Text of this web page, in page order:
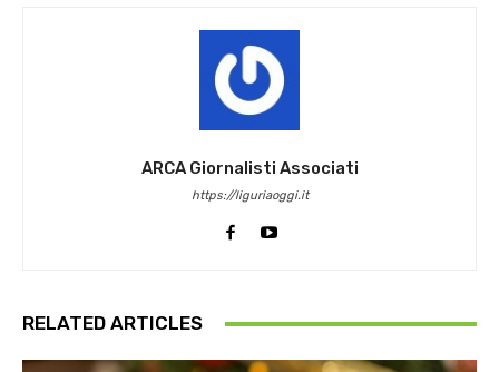
ARCA Giornalisti Associati
https://liguriaoggi.it
RELATED ARTICLES